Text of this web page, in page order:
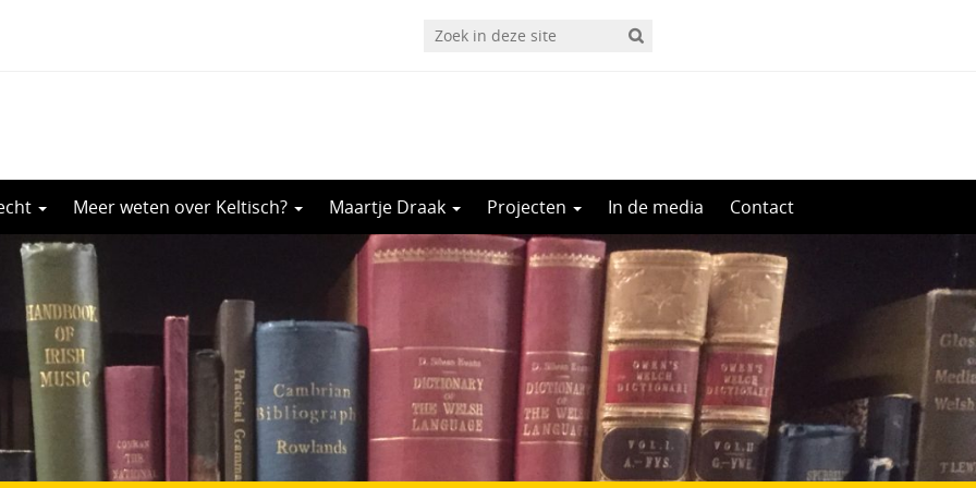
Meer weten over Keltisch? Maartje Draak Projecten In de media Contact